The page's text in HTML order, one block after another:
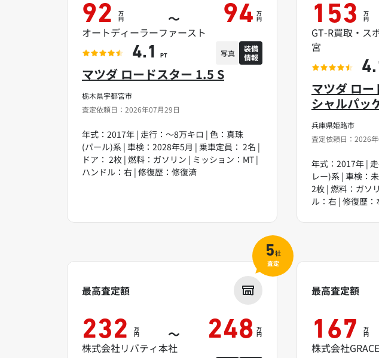
栃木県宇都宮市
査定依頼日：2026年07月29日
マツダ ロードスター 1.5 S
年式：2017年 | 走行：～8万キロ | 色：真珠
(パール)系 | 車検：2028年5月 | 乗車定員： 2名 |
ドア： 2枚 | 燃料：ガソリン | ミッション：MT |
ハンドル：右 | 修復歴：修復済
92 万
円 ～ 94 万
円
オートディーラーファースト
4.1 PT 写真
装備
情報
兵庫県姫路市
査定依頼日：2026
マツダ ロ
シャルパッ
年式：2017年 |
レー)系 | 車検：
2枚 | 燃料：ガソ
ル：右 | 修復歴：
153 万
円
GT-R買取・ス
宮
最高査定額
232 万
円 ～ 248 万
円
株式会社リバティ本社
5社
査定
最高査定額
167 万
円
株式会社GRACE